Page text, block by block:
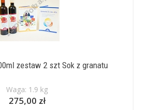
zestaw 2 szt Sok z granatu
Waga: 1.9 kg
275,00 zł